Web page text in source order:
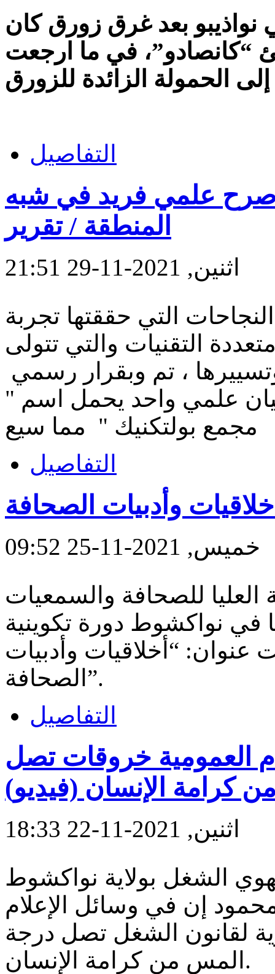
نواذيبو بعد غرق زورق كان
شواطئ “كانصادو”، في ما ارجعت
التفاصيل
" صرح علمي فريد في شبه
المنطقة / تقرير
اثنين, 2021-11-29 21:51
التي حققتها تجربة
التقنيات والتي تتولى
، تم وبقرار رسمي
علمي واحد يحمل اسم "
مجمع بولتكنيك " مما سيع
التفاصيل
وأدبيات الصحافة
خميس, 2021-11-25 09:52
للصحافة والسمعيات
في نواكشوط دورة تكوينية
“أخلاقيات وأدبيات
الصحافة”.
التفاصيل
العمومية خروقات تصل
كرامة الإنسان (فيديو)
اثنين, 2021-11-22 18:33
الشغل بولاية نواكشوط
إن في وسائل الإعلام
لقانون الشغل تصل درجة
المس من كرامة الإنسان.